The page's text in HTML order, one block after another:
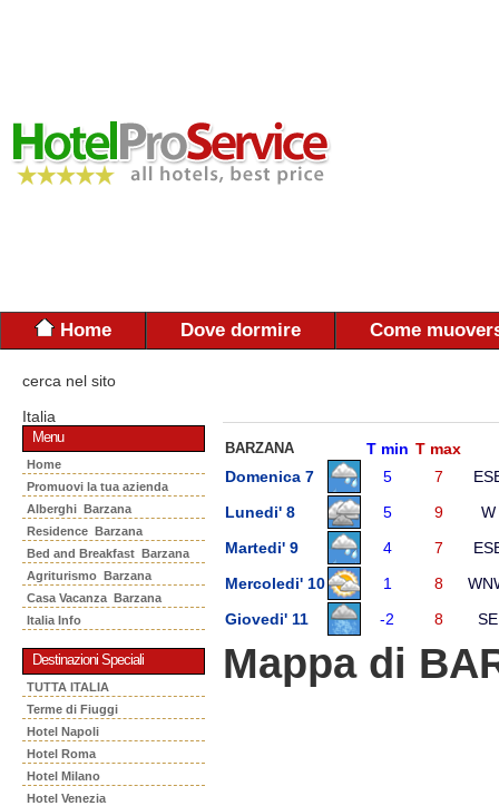
Home Dove dormire Come
cerca nel sito
Italia
Menu
Home
Promuovi la tua azienda
Alberghi Barzana
Residence Barzana
Bed and Breakfast Barzana
Agriturismo Barzana
Casa Vacanza Barzana
Italia Info
Destinazioni Speciali
TUTTA ITALIA
Terme di Fiuggi
Hotel Napoli
Hotel Roma
Hotel Milano
Hotel Venezia
BARZANA T min T max
Domenica 7
5 7
Lunedi' 8
5 9
W
Martedi' 9
4 7
Mercoledi' 10
1 8
Giovedi' 11
-2 8 SE
Mappa di